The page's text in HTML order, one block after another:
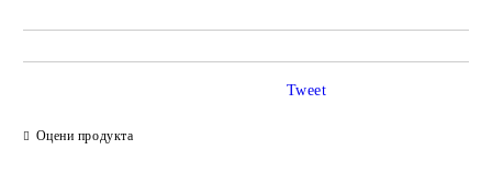
Оцени продукта
Tweet